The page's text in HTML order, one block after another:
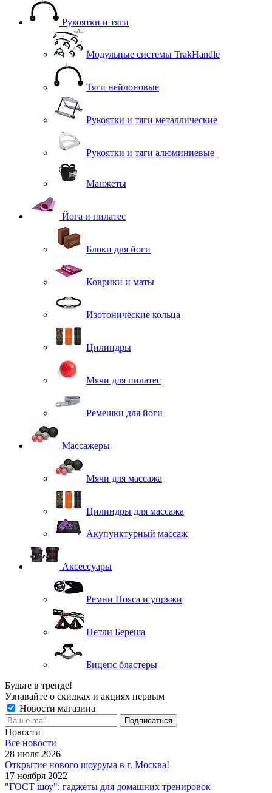
Рукоятки и тяги
Модульные системы TrakHandle
Тяги нейлоновые
Рукоятки и тяги металлические
Рукоятки и тяги алюминиевые
Манжеты
Йога и пилатес
Блоки для йоги
Коврики и маты
Изотонические кольца
Цилиндры
Мячи для пилатес
Ремешки для йоги
Массажеры
Мячи для массажа
Цилиндры для массажа
Акупунктурный массаж
Аксессуары
Ремни Пояса и упряжи
Петли Береша
Бицепс бластеры
Будьте в тренде!
Узнавайте о скидках и акциях первым
Новости магазина
Новости
Все новости
28 июля 2026
Открытие нового шоурума в г. Москва!
17 ноября 2022
"ГОСТ шоу": гаджеты для домашних тренировок